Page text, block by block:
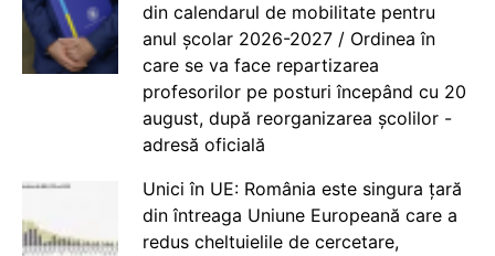
din calendarul de mobilitate pentru
anul școlar 2026-2027 / Ordinea în
care se va face repartizarea
profesorilor pe posturi începând cu 20
august, după reorganizarea școlilor -
adresă oficială
Unici în UE: România este singura țară
din întreaga Uniune Europeană care a
redus cheltuielile de cercetare,